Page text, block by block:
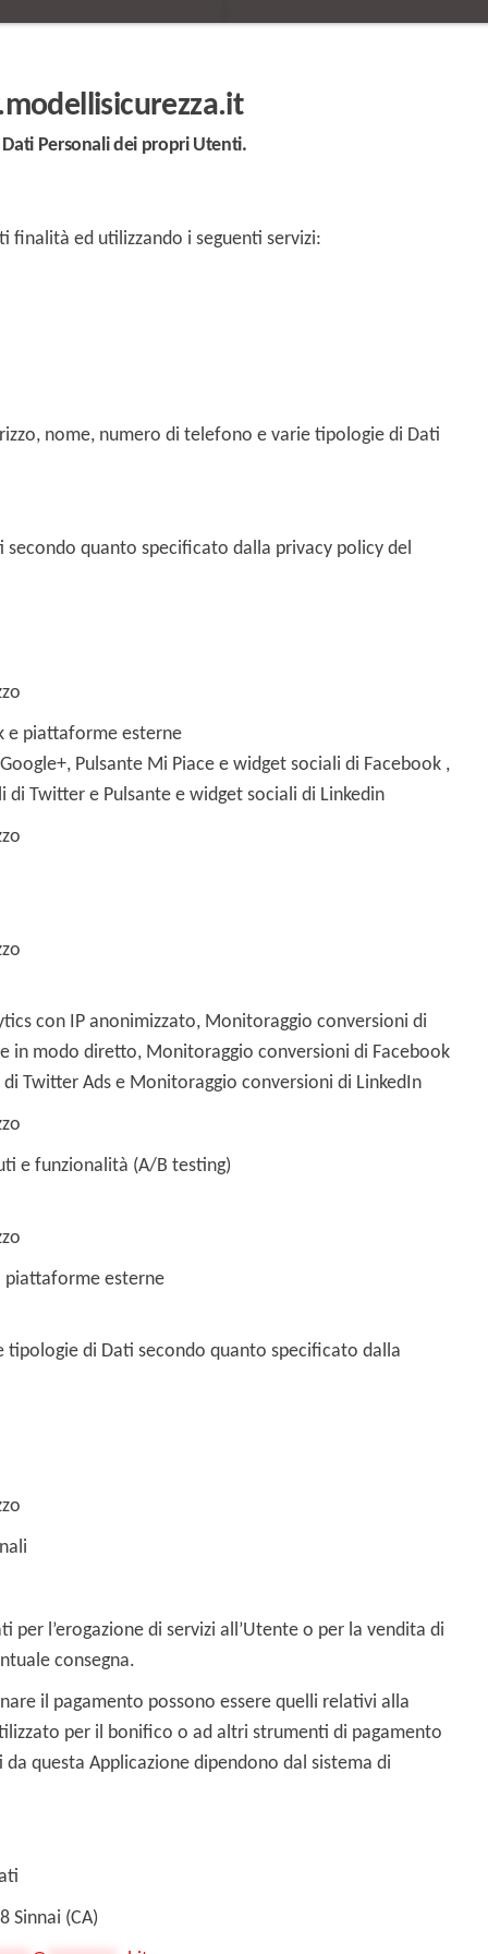
Personali dei propri Utenti.
finalità ed utilizzando i seguenti servizi:
nome, numero di telefono e varie tipologie di Dati
quanto specificato dalla privacy policy del
e piattaforme esterne
Pulsante Mi Piace e widget sociali di Facebook ,
di Twitter e Pulsante e widget sociali di Linkedin
con IP anonimizzato, Monitoraggio conversioni di
in modo diretto, Monitoraggio conversioni di Facebook
Twitter Ads e Monitoraggio conversioni di LinkedIn
e funzionalità (A/B testing)
piattaforme esterne
tipologie di Dati secondo quanto specificato dalla
per l’erogazione di servizi all’Utente o per la vendita di
consegna.
il pagamento possono essere quelli relativi alla
per il bonifico o ad altri strumenti di pagamento
questa Applicazione dipendono dal sistema di
Sinnai (CA)